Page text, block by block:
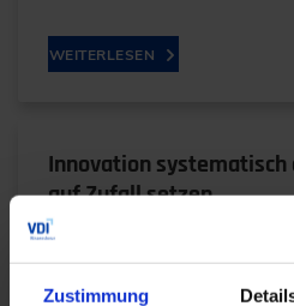
Zustimmung
WEITERLESEN
Innovation
auf Zufall setzen